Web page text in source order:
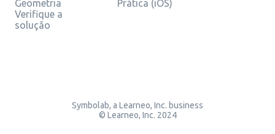
Geometria
Verifique a
solução
Prática (iOS)
Symbolab, a Learneo, Inc. business
© Learneo, Inc. 2024